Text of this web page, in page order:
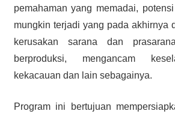
pemahaman yang memadai,
mungkin terjadi yang pada akhirnya
kerusakan sarana dan
berproduksi, mengancam
kekacauan dan lain sebagainya.
Program ini bertujuan